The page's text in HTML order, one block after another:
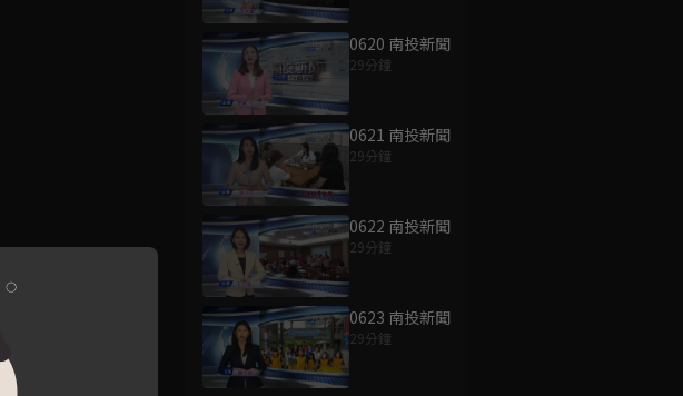
0620 南投新聞
29分鐘
0621 南投新聞
29分鐘
0622 南投新聞
29分鐘
0623 南投新聞
29分鐘